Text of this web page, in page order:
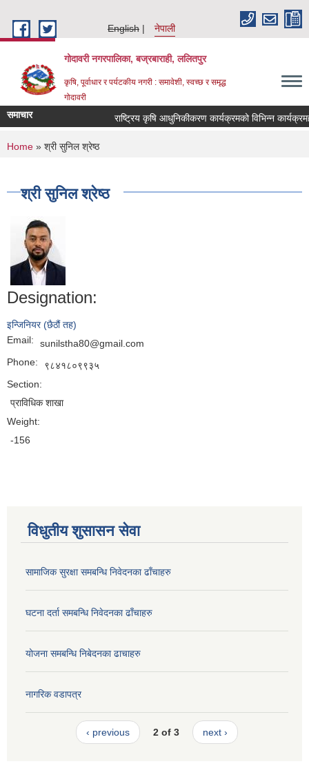
English
नेपाली
गोदावरी नगरपालिका, बज्रबाराही, ललितपुर
कृषि, पूर्वाधार र पर्यटकीय नगरी : समावेशी, स्वच्छ र समृद्ध
गोदावरी
समाचार
You are here
Home » श्री सुनिल श्रेष्ठ
श्री सुनिल श्रेष्ठ
Designation:
इन्जिनियर (छैठौं तह)
Email:
sunilstha80@gmail.com
Phone:
९८४१८०९९३५
Section:
प्राविधिक शाखा
Weight:
-156
विधुतीय शुसासन सेवा
सामाजिक सुरक्षा समबन्धि निवेदनका ढाँचाहरु
घटना दर्ता समबन्धि निवेदनका ढाँचाहरु
योजना समबन्धि निबेदनका ढाचाहरु
नागरिक वडापत्र
‹ previous 2 of 3 next ›